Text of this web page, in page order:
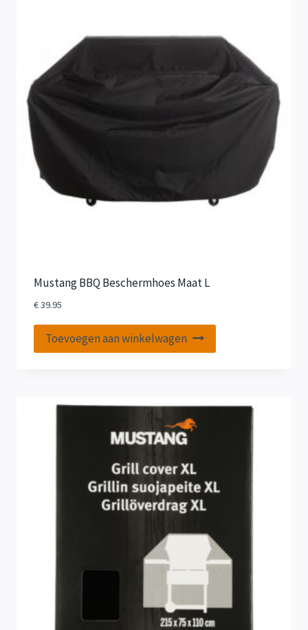
Mustang BBQ Beschermhoes Maat L
€39.95
Toevoegen aan winkelwagen